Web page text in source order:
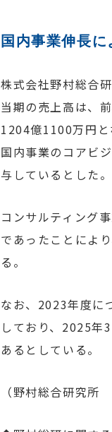
国内事業伸長
株式会社野村総合
当期の売上高は、
1204億1100万円と
国内事業のコアビ
与しているとした。
コンサルティング
であったことによ
る。
なお、2023年度に
しており、2025年
あるとしている。
（野村総合研究所